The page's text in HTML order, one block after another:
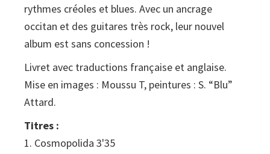
rythmes créoles et blues. Avec un ancrage
occitan et des guitares très rock, leur nouvel
album est sans concession !
Livret avec traductions française et anglaise.
Mise en images : Moussu T, peintures : S. “Blu”
Attard.
Titres :
1. Cosmopolida 3'35